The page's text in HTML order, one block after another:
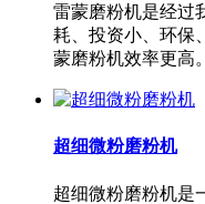
雷蒙磨粉机是经过
耗、投资小、环保
蒙磨粉机效率更高。
超细微粉磨粉机
超细微粉磨粉机是